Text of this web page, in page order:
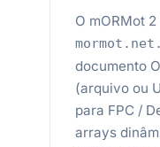
O mORMot
documento
(arquivo ou
para FPC /
arrays